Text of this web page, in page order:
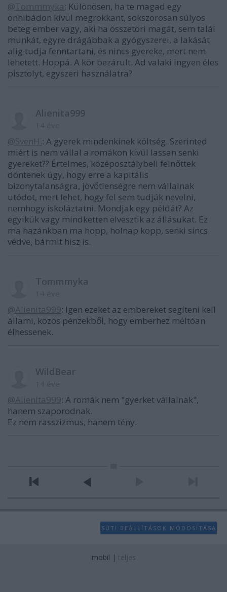
@Tommmyka: Különösen, ha te magad egy
önhibádon kívül megrokkant, sokszorosan súlyos
beteg ember vagy, aki ha összetöri magát, sem talál
munkát, egyre drágábbak a gyógyszerei, a lakását
alig tudja fenntartani, és nincs gyereke, mert nem
lehetett. Hoppá. A kör bezárult. Ad valaki ingyen éles
pisztolyt, egyszeri használatra?
Alienita999
@SvenH.: A gyerek mindenkinek költség. Szerinted
miért is nem vállal a romákon kívül lassan senki
gyereket?? Értelmes, középosztálybeli felnőttek
döntenek úgy, hogy erre a kapitális
bizonytalanságra, jövőtlenségre nem vállalnak
utódot, mert lehet, hogy fel sem tudják nevelni,
nemhogy iskoláztatni. Mondjak egy példát? Az
egyikük vagy mindketten elvesztik az állásukat. Ez
ma hazánkban ma hopp, holnap kopp, senki sincs
védve, bármit hisz is.
Tommmyka
@Alienita999: Igen ezeket az embereket segíteni kell
állami, közös pénzekből, hogy emberhez méltóan
élhessenek.
WildBear
@Alienita999: A romák nem "gyerket vállalnak",
hanem szaporodnak.
Ez nem rasszizmus, hanem tény.
SÜTI BEÁLLÍTÁSOK MÓDOSÍTÁSA
mobil | teljes